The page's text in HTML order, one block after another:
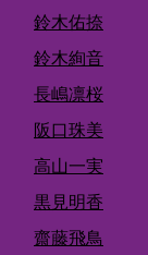
鈴木佑捺
鈴木絢音
長嶋凛桜
阪口珠美
高山一実
黒見明香
齋藤飛鳥